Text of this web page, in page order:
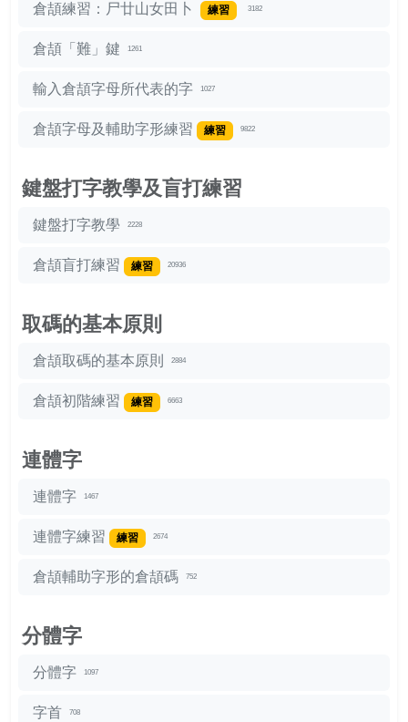
倉頡練習：尸廿山女田卜 練習 3182
倉頡「難」鍵 1261
輸入倉頡字母所代表的字 1027
倉頡字母及輔助字形練習 練習 9822
鍵盤打字教學及盲打練習
鍵盤打字教學 2228
倉頡盲打練習 練習 20936
取碼的基本原則
倉頡取碼的基本原則 2884
倉頡初階練習 練習 6663
連體字
連體字 1467
連體字練習 練習 2674
倉頡輔助字形的倉頡碼 752
分體字
分體字 1097
字首 708